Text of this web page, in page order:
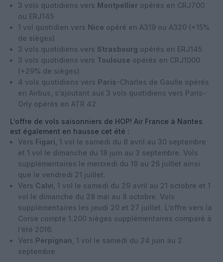
3 vols quotidiens vers Montpellier opérés en CRJ700
ou ERJ145
1 vol quotidien vers Nice opéré en A319 ou A320 (+15%
de sièges)
3 vols quotidiens vers Strasbourg opérés en ERJ145
3 vols quotidiens vers Toulouse opérés en CRJ1000
(+29% de sièges)
4 vols quotidiens vers Paris-Charles de Gaulle opérés
en Airbus, s’ajoutant aux 3 vols quotidiens vers Paris-
Orly opérés en ATR 42
L’offre de vols saisonniers de HOP! Air France à Nantes
est également en hausse cet été :
Vers Figari , 1 vol le samedi du 8 avril au 30 septembre
et 1 vol le dimanche du 18 juin au 3 septembre. Vols
supplémentaires le mercredi du 19 au 26 juillet ainsi
que le vendredi 21 juillet.
Vers Calvi , 1 vol le samedi du 29 avril au 21 octobre et 1
vol le dimanche du 28 mai au 8 octobre. Vols
supplémentaires les jeudi 20 et 27 juillet. L’offre vers la
Corse compte 1.200 sièges supplémentaires comparé à
l’été 2016.
Vers Perpignan , 1 vol le samedi du 24 juin au 2
septembre.